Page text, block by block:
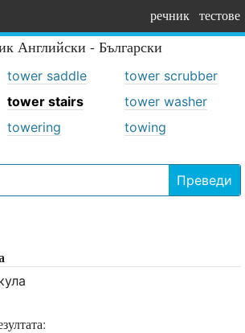
речник тестове
Английски - Български
tower saddle
tower scrubber
tower stairs
tower washer
towering towing
Преведи